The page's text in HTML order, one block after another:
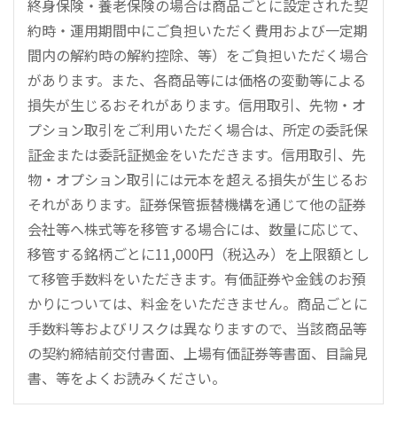
終身保険・養老保険の場合は商品ごとに設定された契
約時・運用期間中にご負担いただく費用および一定期
間内の解約時の解約控除、等）をご負担いただく場合
があります。また、各商品等には価格の変動等による
損失が生じるおそれがあります。信用取引、先物・オ
プション取引をご利用いただく場合は、所定の委託保
証金または委託証拠金をいただきます。信用取引、先
物・オプション取引には元本を超える損失が生じるお
それがあります。証券保管振替機構を通じて他の証券
会社等へ株式等を移管する場合には、数量に応じて、
移管する銘柄ごとに11,000円（税込み）を上限額とし
て移管手数料をいただきます。有価証券や金銭のお預
かりについては、料金をいただきません。商品ごとに
手数料等およびリスクは異なりますので、当該商品等
の契約締結前交付書面、上場有価証券等書面、目論見
書、等をよくお読みください。